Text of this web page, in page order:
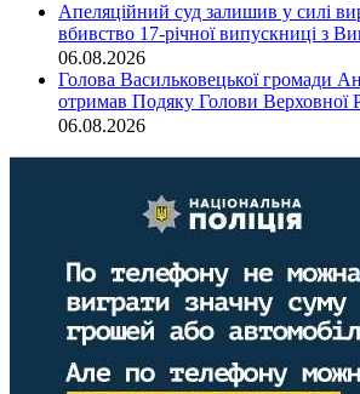
Апеляційний суд залишив у силі
вбивство 17-річної випускниці з
06.08.2026
Голова Васильковецької громади
отримав Подяку Голови Верховної
06.08.2026